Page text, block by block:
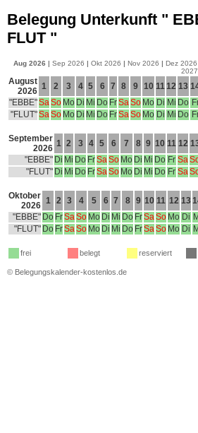
Belegung Unterkunft "
FLUT "
Aug 2026 | Sep 2026 | Okt 2026 | Nov 2026 | Dez 2026
2027
August
2026 1 2 3 4 5 6 7 8 9 10 1112 13
"EBBE"SaSo Mo Di Mi Do FrSaSo Mo Di Mi Do
"FLUT"SaSo Mo Di Mi Do FrSaSo Mo Di Mi Do
September
2026 1 2 3 4 5 6 7 8 9 10 11 12
"EBBE" Di Mi Do FrSaSo Mo Di Mi Do Fr Sa
"FLUT" Di Mi Do FrSaSo Mo Di Mi Do Fr Sa
Oktober
2026 1 2 3 4 5 6 7 8 9 10 11 12 13
"EBBE" Do FrSaSo Mo Di Mi Do FrSaSo Mo Di
"FLUT" Do FrSaSo Mo Di Mi Do FrSaSo Mo Di
frei belegt reserviert
© Belegungskalender-kostenlos.de